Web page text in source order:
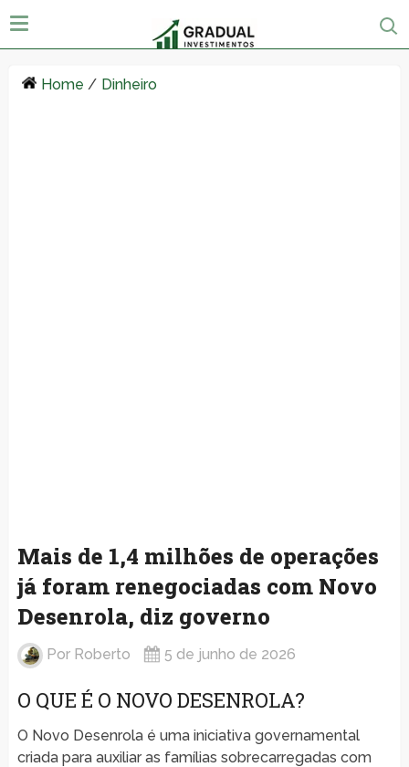
Home / Dinheiro
Mais de 1,4 milhões de operações
já foram renegociadas com Novo
Desenrola, diz governo
Por Roberto 5 de junho de 2026
O QUE É O NOVO DESENROLA?
O Novo Desenrola é uma iniciativa governamental
criada para auxiliar as famílias sobrecarregadas com